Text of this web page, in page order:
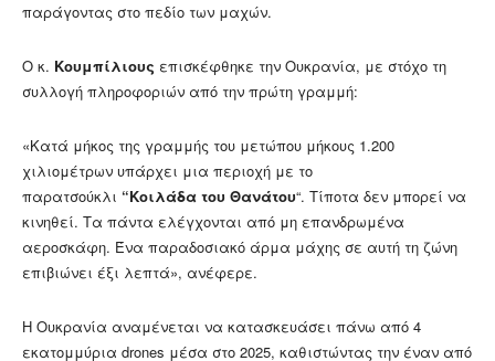
παράγοντας στο πεδίο των μαχών.
Ο κ. Κουμπίλιους επισκέφθηκε την Ουκρανία, με στόχο τη
συλλογή πληροφοριών από την πρώτη γραμμή:
«Κατά μήκος της γραμμής του μετώπου μήκους 1.200
χιλιομέτρων υπάρχει μια περιοχή με το
παρατσούκλι “Κοιλάδα του Θανάτου“. Τίποτα δεν μπορεί να
κινηθεί. Τα πάντα ελέγχονται από μη επανδρωμένα
αεροσκάφη. Ένα παραδοσιακό άρμα μάχης σε αυτή τη ζώνη
επιβιώνει έξι λεπτά», ανέφερε.
Η Ουκρανία αναμένεται να κατασκευάσει πάνω από 4
εκατομμύρια drones μέσα στο 2025, καθιστώντας την έναν από